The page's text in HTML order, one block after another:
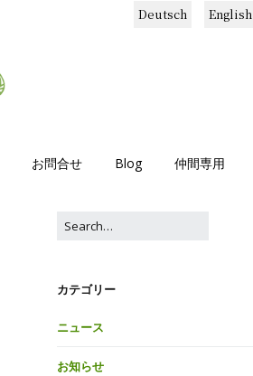
Deutsch English
お問合せ Blog 仲間専用
カテゴリー
ニュース
お知らせ